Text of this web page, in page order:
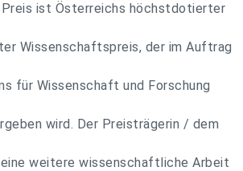
ist Österreichs höchstdotierter
Wissenschaftspreis, der im Auftrag
für Wissenschaft und Forschung
wird. Der Preisträgerin / dem
weitere wissenschaftliche Arbeit